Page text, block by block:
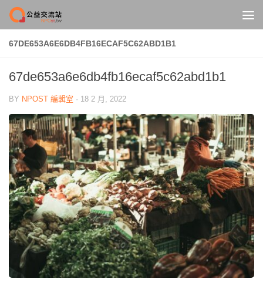
Skip to content
67DE653A6E6DB4FB16ECAF5C62ABD1B1
67de653a6e6db4fb16ecaf5c62abd1b1
BY NPOST 編輯室 · 18 2 月, 2022